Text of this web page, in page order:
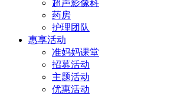
超声影像科
药房
护理团队
惠享活动
准妈妈课堂
招募活动
主题活动
优惠活动